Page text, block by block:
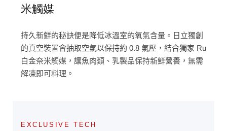
米觸媒
持久新鮮的秘訣便是降低冰溫室的氧氣含量。日立獨創
的真空裝置會抽取空氣以保持約 0.8 氣壓，結合獨家 Ru
白金奈米觸媒，讓魚肉類、乳製品保持新鮮營養，無需
解凍即可料理。
EXCLUSIVE TECH